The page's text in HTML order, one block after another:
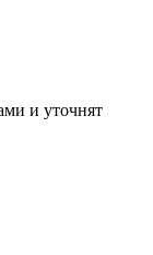
и уточнят